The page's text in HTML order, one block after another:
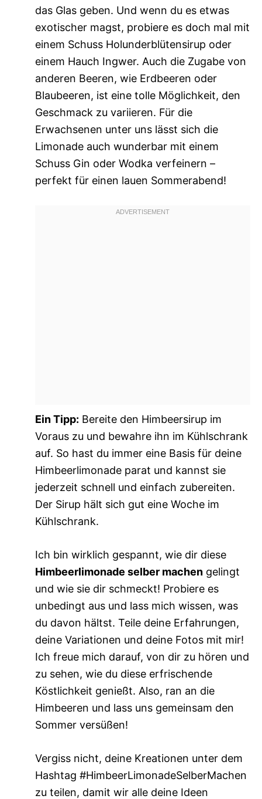
das Glas geben. Und wenn du es etwas
exotischer magst, probiere es doch mal mit
einem Schuss Holunderblütensirup oder
einem Hauch Ingwer. Auch die Zugabe von
anderen Beeren, wie Erdbeeren oder
Blaubeeren, ist eine tolle Möglichkeit, den
Geschmack zu variieren. Für die
Erwachsenen unter uns lässt sich die
Limonade auch wunderbar mit einem
Schuss Gin oder Wodka verfeinern –
perfekt für einen lauen Sommerabend!
Ein Tipp: Bereite den Himbeersirup im
Voraus zu und bewahre ihn im Kühlschrank
auf. So hast du immer eine Basis für deine
Himbeerlimonade parat und kannst sie
jederzeit schnell und einfach zubereiten.
Der Sirup hält sich gut eine Woche im
Kühlschrank.
Ich bin wirklich gespannt, wie dir diese
Himbeerlimonade selber machen gelingt
und wie sie dir schmeckt! Probiere es
unbedingt aus und lass mich wissen, was
du davon hältst. Teile deine Erfahrungen,
deine Variationen und deine Fotos mit mir!
Ich freue mich darauf, von dir zu hören und
zu sehen, wie du diese erfrischende
Köstlichkeit genießt. Also, ran an die
Himbeeren und lass uns gemeinsam den
Sommer versüßen!
Vergiss nicht, deine Kreationen unter dem
Hashtag #HimbeerLimonadeSelberMachen
zu teilen, damit wir alle deine Ideen